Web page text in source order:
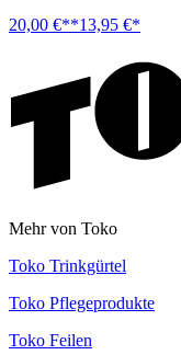
20,00 €**13,95 €*
Mehr von Toko
Toko Trinkgürtel
Toko Pflegeprodukte
Toko Feilen